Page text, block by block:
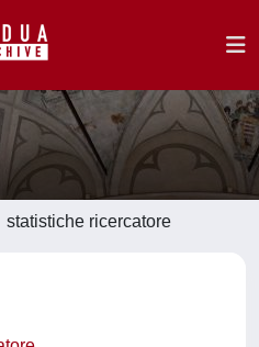
statistiche ricercatore